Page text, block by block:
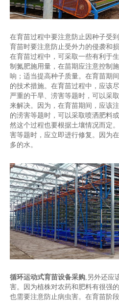
在育苗过程中要注意防止因种子受
育苗时要注意防止受外力的侵袭和
在育苗过程中，可采取一些有利于
制氮肥施用量，在苗期应注意控制
响；适当提高种子质量。在育苗期
的技术措施。在育苗过程中，应该
严重的干旱、涝害等题时，可以采
来解决。因为，在育苗期间，应该
的涝害等题时，可以采取喷洒肥料
然这个过程也要根据土壤情况而定
害等题时，应立即进行修复。因为
多的水。
循环运动式育苗设备采购,另外还应
害。因为植株对农药和肥料有很强
也需要注意防止病虫害。在育苗阶